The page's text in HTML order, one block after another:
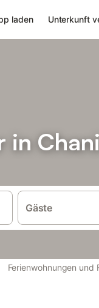
laden Unterkunft
in
Gäste
Ferienwohnungen und